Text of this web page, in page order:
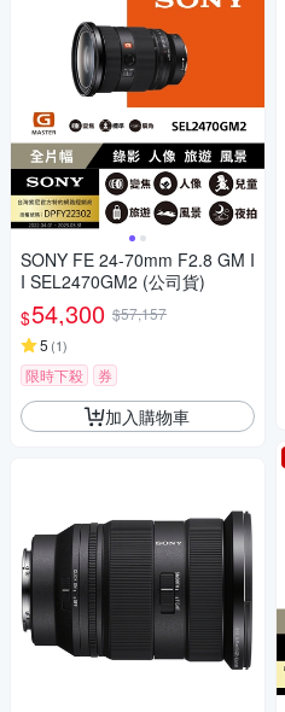
SONY FE 24-70mm F2.8 GM I
I SEL2470GM2 (公司貨)
$54,300 $57,157
5 (1)
限時下殺 券
加入購物車